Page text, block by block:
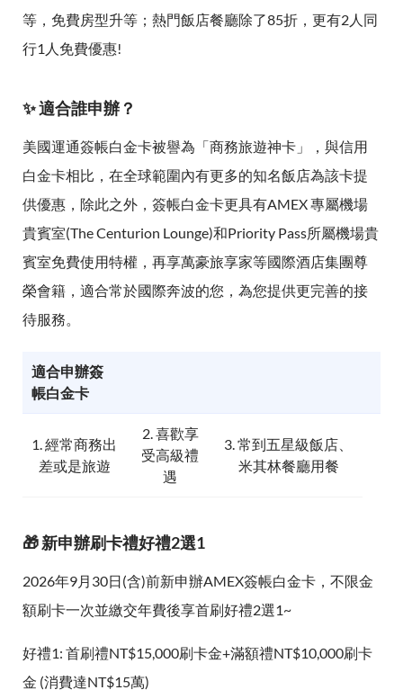
等，免費房型升等；熱門飯店餐廳除了85折，更有2人同
行1人免費優惠!
✨ 適合誰申辦？
美國運通簽帳白金卡被譽為「商務旅遊神卡」，與信用
白金卡相比，在全球範圍內有更多的知名飯店為該卡提
供優惠，除此之外，簽帳白金卡更具有AMEX 專屬機場
貴賓室(The Centurion Lounge)和Priority Pass所屬機場貴
賓室免費使用特權，再享萬豪旅享家等國際酒店集團尊
榮會籍，適合常於國際奔波的您，為您提供更完善的接
待服務。
適合申辦簽
帳白金卡
1. 經常商務出
差或是旅遊
2. 喜歡享
受高級禮
遇
3. 常到五星級飯店、
米其林餐廳用餐
🎁 新申辦刷卡禮好禮2選1
2026年9月30日(含)前新申辦AMEX簽帳白金卡，不限金
額刷卡一次並繳交年費後享首刷好禮2選1~
好禮1: 首刷禮NT$15,000刷卡金+滿額禮NT$10,000刷卡
金 (消費達NT$15萬)